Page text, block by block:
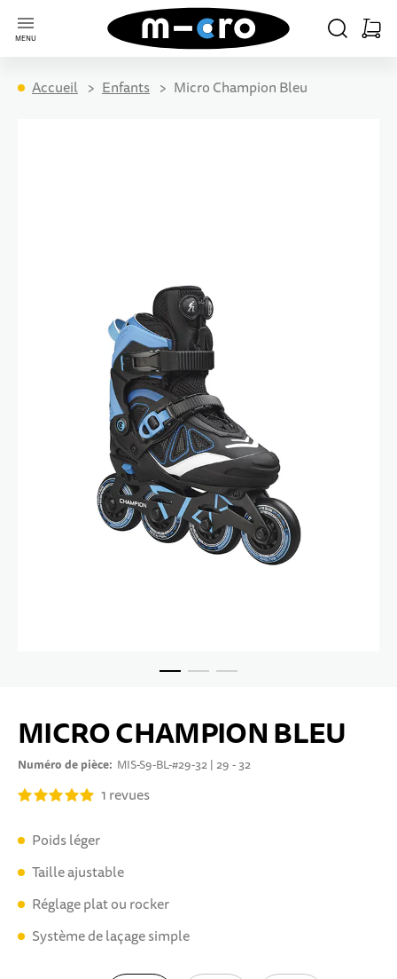
MENU
Aller à la page d'accueil
CHERCHER
Accueil Enfants Micro Champion Bleu
MICRO CHAMPION BLEU
Numéro de pièce MIS-S9-BL-#29-32 | 29 - 32
1 revues
Poids léger
Taille ajustable
Réglage plat ou rocker
Système de laçage simple